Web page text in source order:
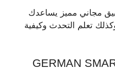
مجاني مميز يساعدك
تعلم التحدث وكيفية